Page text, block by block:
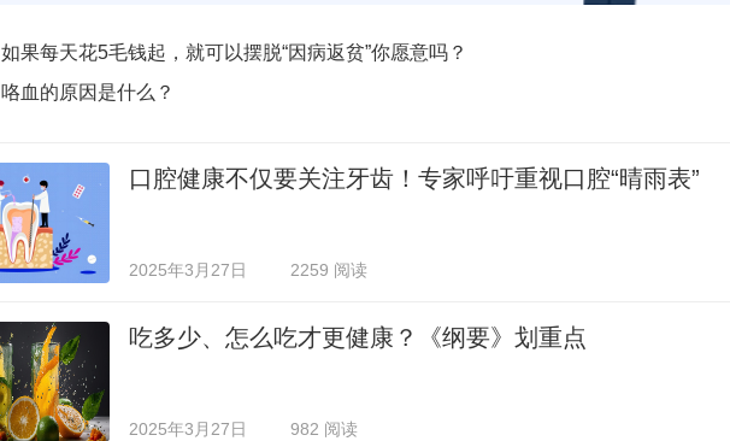
如果每天花5毛钱起，就可以摆脱“因病返贫”你愿意吗？
咯血的原因是什么？
口腔健康不仅要关注牙齿！专家呼吁重视口腔“晴雨表”
2025年3月27日 2259 阅读
吃多少、怎么吃才更健康？《纲要》划重点
2025年3月27日 982 阅读